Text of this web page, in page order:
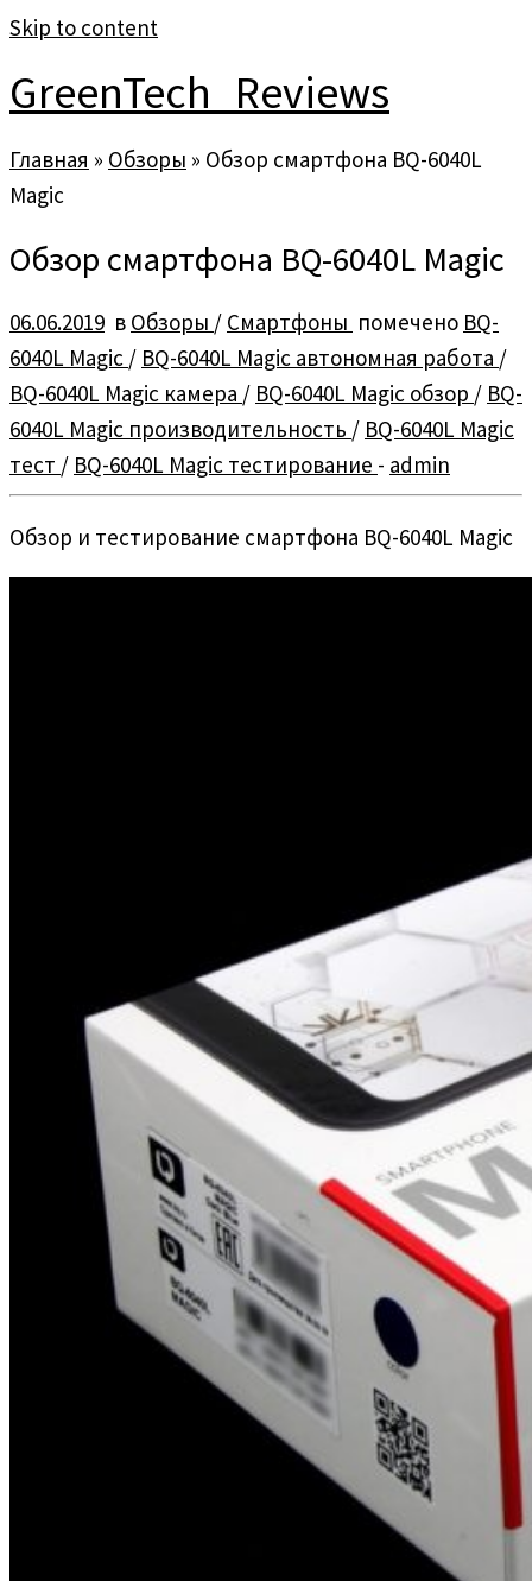
Skip to content
GreenTech_Reviews
Главная » Обзоры » Обзор смартфона BQ-6040L
Magic
Обзор смартфона BQ-6040L Magic
06.06.2019 в Обзоры / Смартфоны помечено BQ-
6040L Magic / BQ-6040L Magic автономная работа /
BQ-6040L Magic камера / BQ-6040L Magic обзор / BQ-
6040L Magic производительность / BQ-6040L Magic
тест / BQ-6040L Magic тестирование - admin
Обзор и тестирование смартфона BQ-6040L Magic